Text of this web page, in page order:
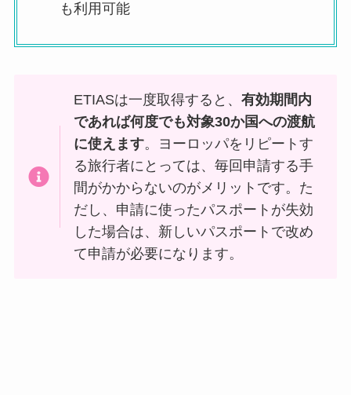
も利用可能
ETIASは一度取得すると、有効期間内
であれば何度でも対象30か国への渡航
に使えます。ヨーロッパをリピートす
る旅行者にとっては、毎回申請する手
間がかからないのがメリットです。た
だし、申請に使ったパスポートが失効
した場合は、新しいパスポートで改め
て申請が必要になります。